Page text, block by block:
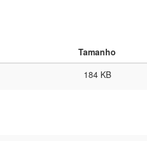
Tamanho
184 KB